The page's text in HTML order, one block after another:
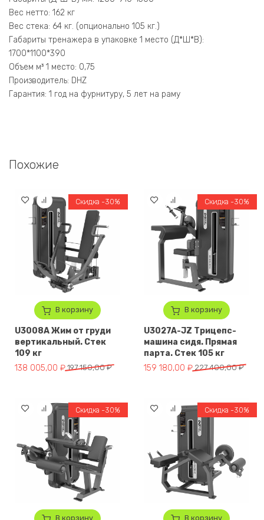
Вес нетто: 162 кг
Вес стека: 64 кг. (опционально 105 кг.)
Габариты тренажера в упаковке 1 место (Д*Ш*В):
1700*1100*390
Объем м³ 1 место: 0,75
Производитель: DHZ
Гарантия: 1 год на фурнитуру, 5 лет на раму
Похожие
В корзину
Скидка -30%
U3008A Жим от груди
вертикальный. Стек
109 кг
197 150,00₽
Первоначальная цена составляла 197 150,00 ₽.
138 005,00 ₽
Текущая цена: 138 005,00 ₽.
В корзину
Скидка -30%
U3027A-JZ Трицепс-
машина сидя. Прямая
парта. Стек 105 кг
227 400,00₽
Первоначальная цена
159 180,00 ₽
Текущая цена: 159 180,00 ₽.
В корзину
Скидка -30%
В корзину
Скидка -30%